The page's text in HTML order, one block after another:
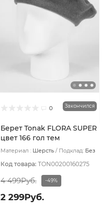
0 Закончился
Берет Tonak FLORA SUPER
цвет 166 гол тем
Материал : Шерсть Подклад: Без
Код товара: TON00200160275
4 499Руб. -49%
2 299Руб.